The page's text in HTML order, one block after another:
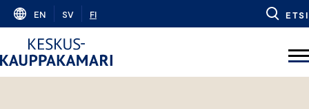
Skip
content
EN SV FI ETSI